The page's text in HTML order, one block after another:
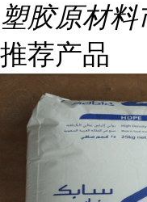
塑胶原材
推荐产品